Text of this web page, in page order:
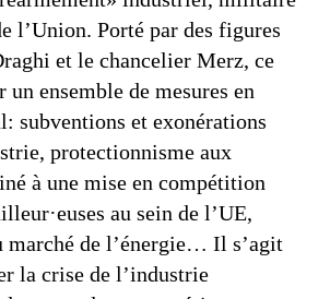
l’Union. Porté par des figures
et le chancelier Merz, ce
un ensemble de mesures en
subventions et exonérations
protectionnisme aux
à une mise en compétition
au sein de l’UE,
de l’énergie… Il s’agit
la crise de l’industrie